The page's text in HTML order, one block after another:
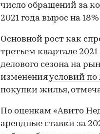
число обращений за
2021 года вырос на
Основной рост как
третьем квартале
делового сезона на
измененияусловий по
покупки жилья,
По оценкам «Авито
арендные ставки за